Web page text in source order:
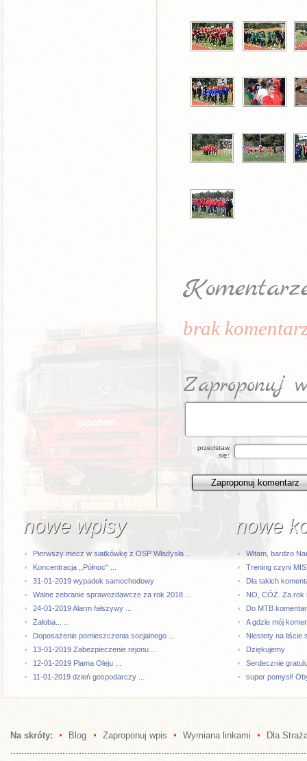
brak
Zaproponuj
przedstaw
się:
nowe wpisy
Pierwszy mecz w siatkówkę z OSP Władysła ...
Koncentracja ,,Północ" ...
31-01-2019 wypadek samochodowy
Walne zebranie sprawozdawcze za rok 2018 ...
24-01-2019 Alarm fałszywy ...
Żałoba... ...
Doposażenie pomieszczenia socjalnego ...
13-01-2019 Zabezpieczenie rejonu ...
12-01-2019 Plama Oleju ...
11-01-2019 dzień gospodarczy ...
nowe
Witam, bardzo
Trening czyni
Dla takich
NO, CÓŻ. Za rok
Do MTB
A gdzie mój
Niestety na liście
Dziękujemy
Serdecznie
super pomysł!
Na skróty: Blog Zaproponuj wpis Wymiana linkami Dla